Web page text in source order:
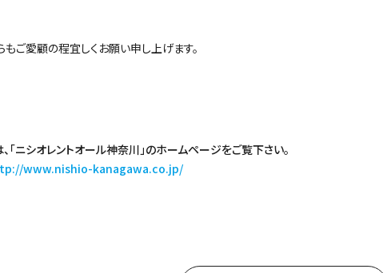
もご愛顧の程宜しくお願い申し上げます。
「ニシオレントオール神奈川」のホームページをご覧下さい。
www.nishio-kanagawa.co.jp/